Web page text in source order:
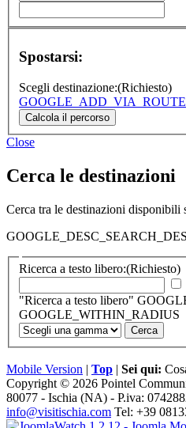
Spostarsi:
Scegli destinazione:(Richiesto)
GOOGLE_ADD_VIA_ROUTE
Close
Cerca le destinazioni
Cerca tra le destinazioni disponibili
Ricerca a testo libero:(Richiesto)
"Ricerca a testo libero"
GOOGLE_WITHIN_RADIUS
Mobile Version | Top | Sei qui:
Copyright © 2026 Pointel
80077 - Ischia (NA) - P.iva:
info@visitischia.com Tel: +39